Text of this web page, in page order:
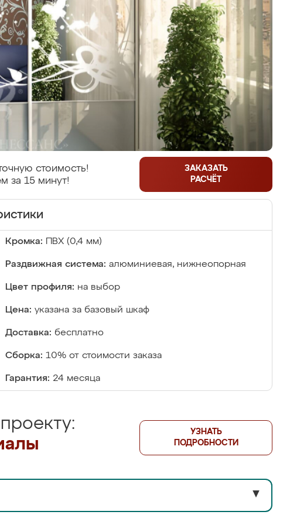
стоимость!
за 15 минут!
ЗАКАЗАТЬ
РАСЧЁТ
Кромка: ПВХ (0,4 мм)
Раздвижная система: алюминиевая, нижнеопорная
Цвет профиля: на выбор
Цена: указана за базовый шкаф
Доставка: бесплатно
Сборка: 10% от стоимости заказа
Гарантия: 24 месяца
УЗНАТЬ
ПОДРОБНОСТИ
▼